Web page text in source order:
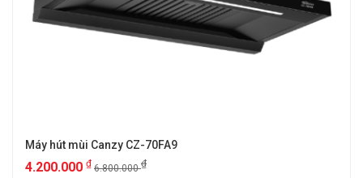
Máy hút mùi Canzy CZ-70FA9
4.200.000 ₫ 6.800.000₫